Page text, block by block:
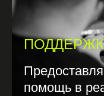
помощь в